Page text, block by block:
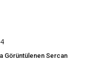
Görüntülenen Sercan